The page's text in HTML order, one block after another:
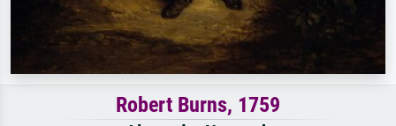
Robert Burns, 1759